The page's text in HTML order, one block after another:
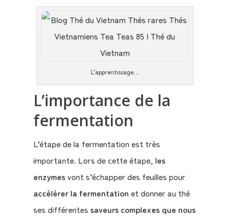
L’apprentissage…
L’importance de la
fermentation
L’étape de la fermentation est très
importante. Lors de cette étape, les
enzymesvont s’échapper des feuilles pour
accélérer la fermentation et donner au thé
ses différentes saveurs complexes que nous